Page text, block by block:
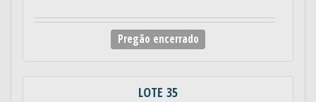
Pregão encerrado
LOTE 35